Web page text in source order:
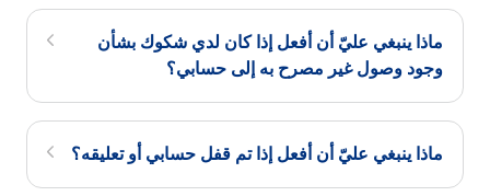
ماذا ينبغي عليّ أن أفعل إذا كان لدي شكوك بشأن
وجود وصول غير مصرح به إلى حسابي؟
ماذا ينبغي عليّ أن أفعل إذا تم قفل حسابي أو تعليقه؟